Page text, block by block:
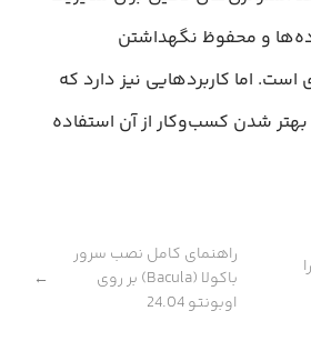
و محفوظ نگهداشتن
است. اما کاربرد‌هایی نیز دارد که
بهتر شدن کسب‌وکار از آن استفاده
راهنمای کامل نصب سرور
باکولا (Bacula) بر روی
اوبونتو 24.04
←